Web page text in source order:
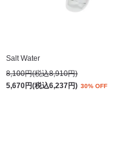
Salt Water
8,100円(税込8,910円)
5,670円(税込6,237円) 30% OFF